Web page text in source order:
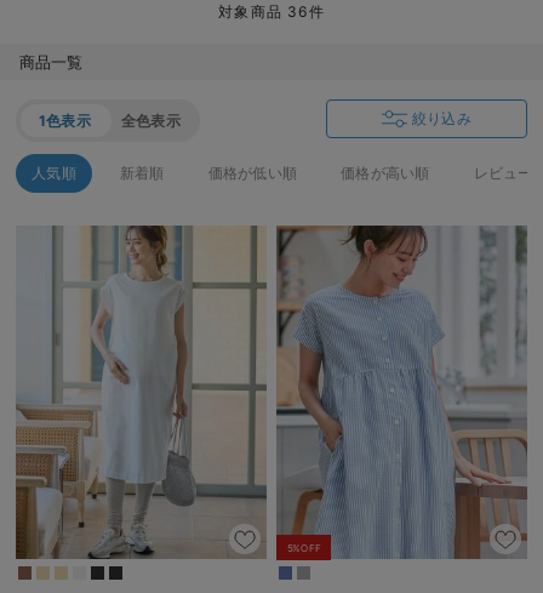
マタニティ トップス
マタニティ アウター（コート）・ママコート
マタニティ 授乳 キャミソール
産褥ショーツ
骨盤・マタニティベルト （妊娠中・産後）
マタニティ 腹巻き
マタニティ ドレス（結婚式・お呼ばれ）
マタニティ フォーマル パンツ・ボトムス
【アウトレット】パジャマ
【アウトレット】インナー
【アウトレット】ベビー
コットン素材
冷房対策
接触冷感素材
快適機能ウェア特集 トップス
快適機能ウェア特集 ボトムス
快適機能ウェア特集 パジャマ
erbaviva（エルバビーバ）
安心の日本製。先輩ママが買ってよかった！本当に必要な出産準備品
パジャマ
ベビー
ツィード派
セット
ワーク・オフィス
あったかアイテム｜
女の子におススメの
もらって嬉しいギフト
かわいくておもしろ
何枚あっても嬉しい
長く使えるアイテム
お部屋映えアイテム
レギンス・タイツ
裏起毛素材
対象商品 36件
商品一覧
1色表示 全色表示 絞り込み
人気順 新着順 価格が低い順 価格が高い順 レビュー
5%OFF